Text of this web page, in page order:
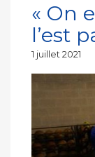
« On
l’est
Publié
1 juillet 2021